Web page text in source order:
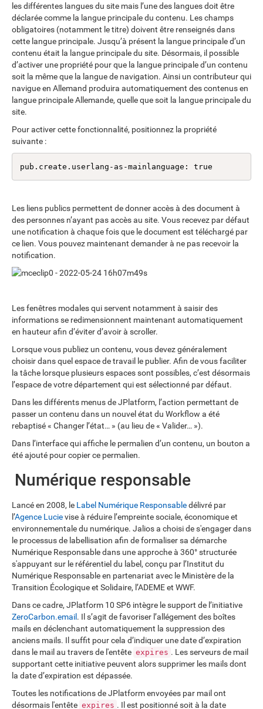
les différentes langues du site mais l’une des langues doit être
déclarée comme la langue principale du contenu. Les champs
obligatoires (notamment le titre) doivent être renseignés dans
cette langue principale. Jusqu’à présent la langue principale d’un
contenu était la langue principale du site. Désormais, il possible
d’activer une propriété pour que la langue principale d’un contenu
soit la même que la langue de navigation. Ainsi un contributeur qui
navigue en Allemand produira automatiquement des contenus en
langue principale Allemande, quelle que soit la langue principale du
site.
Pour activer cette fonctionnalité, positionnez la propriété
suivante :
pub.create.userlang-as-mainlanguage: true
Les liens publics permettent de donner accès à des document à
des personnes n’ayant pas accès au site. Vous recevez par défaut
une notification à chaque fois que le document est téléchargé par
ce lien. Vous pouvez maintenant demander à ne pas recevoir la
notification.
Les fenêtres modales qui servent notamment à saisir des
informations se redimensionnent maintenant automatiquement
en hauteur afin d’éviter d’avoir à scroller.
Lorsque vous publiez un contenu, vous devez généralement
choisir dans quel espace de travail le publier. Afin de vous faciliter
la tâche lorsque plusieurs espaces sont possibles, c’est désormais
l’espace de votre département qui est sélectionné par défaut.
Dans les différents menus de JPlatform, l’action permettant de
passer un contenu dans un nouvel état du Workflow a été
rebaptisé « Changer l’état… » (au lieu de « Valider… »).
Dans l’interface qui affiche le permalien d’un contenu, un bouton a
été ajouté pour copier ce permalien.
Numérique responsable
Lancé en 2008, le Label Numérique Responsabledélivré par
l’Agence Lucievise à réduire l’empreinte sociale, économique et
environnementale du numérique. Jalios a choisi de s'engager dans
le processus de labellisation afin de formaliser sa démarche
Numérique Responsable dans une approche à 360° structurée
s'appuyant sur le référentiel du label, conçu par l’Institut du
Numérique Responsable en partenariat avec le Ministère de la
Transition Écologique et Solidaire, l’ADEME et WWF.
Dans ce cadre, JPlatform 10 SP6 intègre le support de l’initiative
ZeroCarbon.email. Il s’agit de favoriser l’allégement des boîtes
mails en déclenchant automatiquement la suppression des
anciens mails. Il suffit pour cela d’indiquer une date d’expiration
dans le mail au travers de l'entête expires . Les serveurs de mail
supportant cette initiative peuvent alors supprimer les mails dont
la date d’expiration est dépassée.
Toutes les notifications de JPlatform envoyées par mail ont
désormais l'entête expires . Il est positionné soit à la date